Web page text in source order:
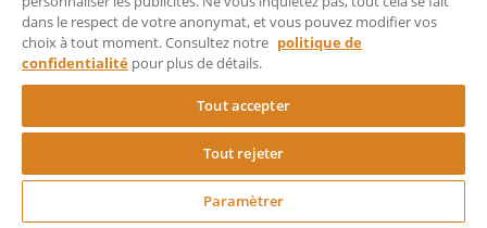
Signature du gérant, précédée de la
Pour créer une EURL, ce qui va vous prendre le
plus de temps, c'est la rédaction de vos statuts.
Puis, le reste des procédures va également vous
prendre un certain temps car vous devez
déposer le capital social, puis publier un avis de
constitution dans un journal d’annonces légales.
dans le respect de votre anonymat, et vous pouvez modifier vos
choix à tout moment. Consultez notre politique de
confidentialité pour plus de détails.
Tout accepter
Tout rejeter
Paramètrer